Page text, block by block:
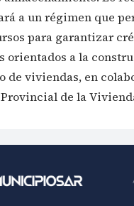
a un régimen que
para garantizar
orientados a la
de viviendas, en
de la